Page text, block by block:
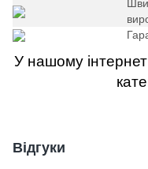
У нашому інтернет
Відгуки